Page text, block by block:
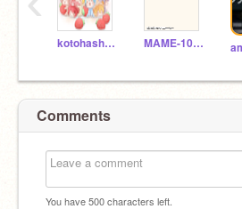
kotohashuuna MAME-1010
Comments
You have500characters left.